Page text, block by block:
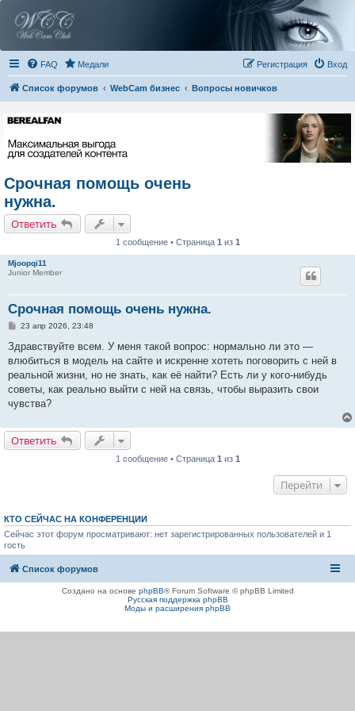
FAQ Медали Вход
Регистрация
Список форумов WebCam бизнес Вопросы новичков
Срочная помощь очень
нужна.
Ответить
1 сообщение • Страница 1 из 1
Mjoopqi11
Junior Member
Срочная помощь очень нужна.
С
о
б
щ
е
и
е
23 апр 2026, 23:48
Здравствуйте всем. У меня такой вопрос: нормально ли это —
влюбиться в модель на сайте и искренне хотеть поговорить с ней в
реальной жизни, но не знать, как её найти? Есть ли у кого-нибудь
советы, как реально выйти с ней на связь, чтобы выразить свои
чувства?
Ответить
1 сообщение • Страница 1 из 1
Перейти
КТО СЕЙЧАС НА КОНФЕРЕНЦИИ
Сейчас этот форум просматривают: нет зарегистрированных пользователей и 1
гость
Список форумов
Создано на основе phpBB® Forum Software © phpBB Limited
Русская поддержка phpBB
Моды и расширения phpBB